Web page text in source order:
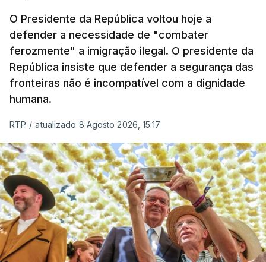
O Presidente da República voltou hoje a
defender a necessidade de "combater
ferozmente" a imigração ilegal. O presidente da
República insiste que defender a segurança das
fronteiras não é incompatível com a dignidade
humana.
RTP / atualizado 8 Agosto 2026, 15:17